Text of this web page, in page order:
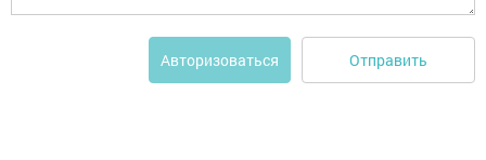
Авторизоваться Отправить